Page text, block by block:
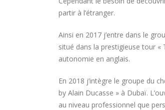
partir à l’étranger.
Ainsi en 2017 j’entre dans le
situé dans la prestigieuse tour
autonomie en anglais.
En 2018 j’intègre le groupe du
by Alain Ducasse » à Dubaï.
au niveau professionnel que